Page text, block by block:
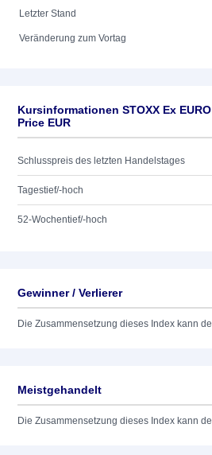
Letzter Stand
Veränderung zum Vortag
Kursinformationen STOXX Ex
Price EUR
Schlusspreis des letzten Handelstages
Tagestief/-hoch
52-Wochentief/-hoch
Gewinner / Verlierer
Die Zusammensetzung dieses Index kann
Meistgehandelt
Die Zusammensetzung dieses Index kann